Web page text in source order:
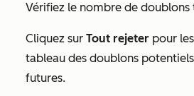
Vérifiez le nombre de doublons
Cliquez sur Tout rejeter pour
tableau des doublons
futures.